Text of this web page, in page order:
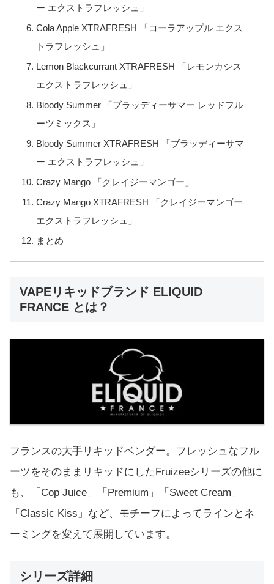
ー エクストラフレッシュ」
Cola Apple XTRAFRESH 「コーラアップル エクス
トラフレッシュ」
Lemon Blackcurrant XTRAFRESH 「レモンカシス
エクストラフレッシュ」
Bloody Summer 「ブラッディーサマー レッドフル
ーツミックス」
Bloody Summer XTRAFRESH 「ブラッディーサマ
ー エクストラフレッシュ」
Crazy Mango 「クレイジーマンゴー」
Crazy Mango XTRAFRESH 「クレイジーマンゴー
エクストラフレッシュ」
まとめ
VAPEリキッドブランド ELIQUID
FRANCE とは？
フランスの大手リキッドベンダー。フレッシュなフル
ーツをそのままリキッドにしたFruizeeシリーズの他に
も、「Cop Juice」「Premium」「Sweet Cream」
「Classic Kiss」など、モチーフによってラインとネ
ーミングを変えて展開しています。
シリーズ詳細